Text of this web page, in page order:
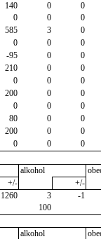
140 0 0
0 0 0
585 3 0
0 0 0
-95 0 0
210 0 0
0 0 0
200 0 0
0 0 0
80 0 0
200 0 0
0 0 0
alkohol
+/- +/-
1260 3 -1
100
alkohol